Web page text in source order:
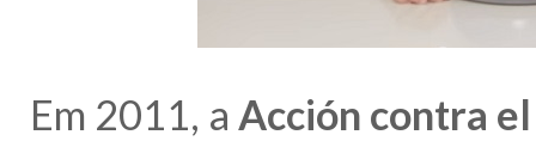
Em 2011, a Acción contra